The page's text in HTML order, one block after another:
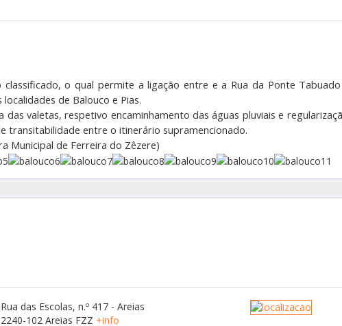
o qual permite a ligação entre e a Rua da Ponte
de Balouco e Pias.
das valetas, respetivo encaminhamento das águas pluviais e
transitabilidade entre o itinerário supramencionado.
Municipal de Ferreira do Zêzere)
Rua das Escolas, n.º 417 - Areias
2240-102 Areias FZZ +info